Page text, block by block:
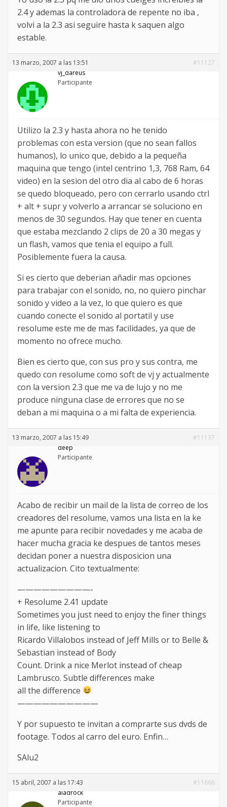
2.4 y ademas la controladora de repente no iba ,
volvi a la 2.3 asi seguire hasta k saquen algo
estable.
13 marzo, 2007 a las 13:51
#11127
vj_dareus
Participante
Utilizo la 2.3 y hasta ahora no he tenido
problemas con esta version (que no sean fallos
humanos), lo unico que, debido a la pequeña
maquina que tengo (intel centrino 1,3, 768 Ram, 64
video) en la sesion del otro dia al cabo de 6 horas
se quedo bloqueado, pero con cerrarlo usando ctrl
+ alt + supr y volverlo a arrancar se soluciono en
menos de 30 segundos. Hay que tener en cuenta
que estaba mezclando 2 clips de 20 a 30 megas y
un flash, vamos que tenia el equipo a full.
Posiblemente fuera la causa.
Si es cierto que deberian añadir mas opciones
para trabajar con el sonido, no, no quiero pinchar
sonido y video a la vez, lo que quiero es que
cuando conecte el sonido al portatil y use
resolume este me de mas facilidades, ya que de
momento no ofrece mucho.
Bien es cierto que, con sus pro y sus contra, me
quedo con resolume como soft de vj y actualmente
con la version 2.3 que me va de lujo y no me
produce ninguna clase de errores que no se
deban a mi maquina o a mi falta de experiencia.
13 marzo, 2007 a las 15:49
#11137
deep
Participante
Acabo de recibir un mail de la lista de correo de los
creadores del resolume, vamos una lista en la ke
me apunte para recibir novedades y me acaba de
hacer mucha gracia ke despues de tantos meses
decidan poner a nuestra disposicion una
actualizacion. Cito textualmente:
—————————-
+ Resolume 2.41 update
Sometimes you just need to enjoy the finer things
in life, like listening to
Ricardo Villalobos instead of Jeff Mills or to Belle &
Sebastian instead of Body
Count. Drink a nice Merlot instead of cheap
Lambrusco. Subtle differences make
all the difference
——————————
Y por supuesto te invitan a comprarte sus dvds de
footage. Todos al carro del euro. Enfin…
SAlu2
15 abril, 2007 a las 17:43
#11666
aladrock
Participante